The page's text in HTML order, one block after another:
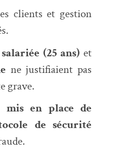
clients et gestion
(25 ans) et
ne justifiaient pas
grave.
mis en place de
de sécurité